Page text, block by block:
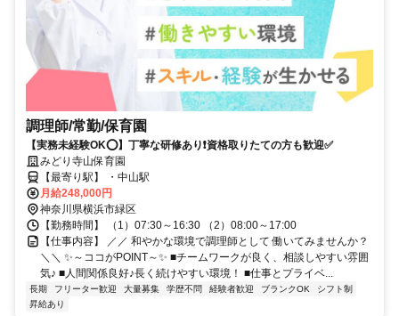
調理師/常勤/保育園
【実務未経験OK⭕️】丁寧な研修あり❗️資格取りたての方も歓迎✅️
みどり寺山保育園
【最寄り駅】 ・中山駅
月給248,000円
神奈川県横浜市緑区
【勤務時間】 （1）07:30～16:30 （2）08:00～17:00
【仕事内容】 ／／ 和やかな環境で調理師として 働いてみませんか？
＼＼ ✨～ココがPOINT～✨ ■チームワークが良く、相談しやすい雰囲
気♪ ■人間関係良好♪長く続けやすい環境！ ■仕事とプライベ...
長期 フリーター歓迎 大量募集 学歴不問 経験者歓迎 ブランクOK
シフト制
昇給あり